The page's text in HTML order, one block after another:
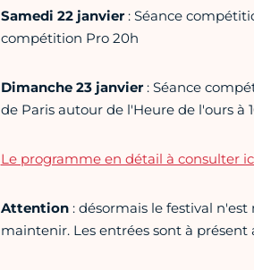
Samedi 22 janvier : Séance
compétition Pro 20h
Dimanche 23 janvier: Séance
de Paris autour de l'Heure de l'ours à
Le programme en détail à consulter
Attention: désormais le festival
maintenir. Les entrées sont à présent